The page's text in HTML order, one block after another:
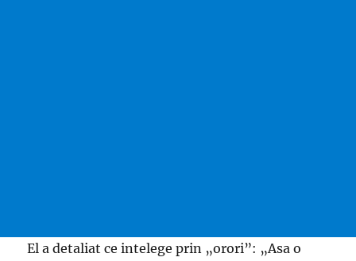
El a detaliat ce intelege prin „orori”: „Asa o